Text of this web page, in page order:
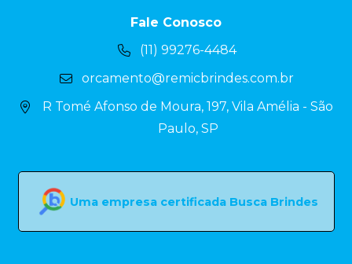
Fale Conosco
(11) 99276-4484
orcamento@remicbrindes.com.br
R Tomé Afonso de Moura, 197, Vila Amélia - São
Paulo, SP
Uma empresa certificada Busca Brindes